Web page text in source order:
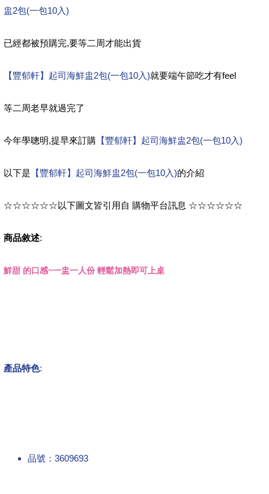
盅2包(一包10入)
已經都被預購完,要等二周才能出貨
【豐郁軒】起司海鮮盅2包(一包10入)就要端午節吃才有feel
等二周老早就過完了
今年學聰明,提早來訂購 【豐郁軒】起司海鮮盅2包(一包10入)
以下是 【豐郁軒】起司海鮮盅2包(一包10入)的介紹
☆☆☆☆☆☆以下圖文皆引用自 購物平台訊息 ☆☆☆☆☆☆
商品敘述:
鮮甜 的口感~一盅一人份 輕鬆加熱即可上桌
產品特色:
品號：3609693